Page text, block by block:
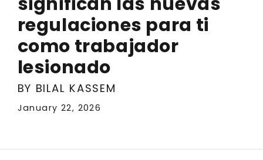
regulaciones para ti
como trabajador
lesionado
BY BILAL KASSEM
January 22, 2026